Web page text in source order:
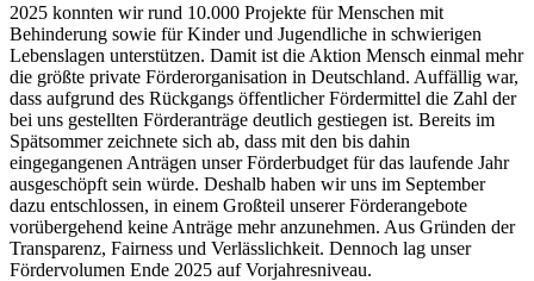
2025 konnten wir rund 10.000 Projekte für Menschen mit
Behinderung sowie für Kinder und Jugendliche in schwierigen
Lebenslagen unterstützen. Damit ist die Aktion Mensch einmal mehr
die größte private Förderorganisation in Deutschland. Auffällig war,
dass aufgrund des Rückgangs öffentlicher Fördermittel die Zahl der
bei uns gestellten Förderanträge deutlich gestiegen ist. Bereits im
Spätsommer zeichnete sich ab, dass mit den bis dahin
eingegangenen Anträgen unser Förderbudget für das laufende Jahr
ausgeschöpft sein würde. Deshalb haben wir uns im September
dazu entschlossen, in einem Großteil unserer Förderangebote
vorübergehend keine Anträge mehr anzunehmen. Aus Gründen der
Transparenz, Fairness und Verlässlichkeit. Dennoch lag unser
Fördervolumen Ende 2025 auf Vorjahresniveau.